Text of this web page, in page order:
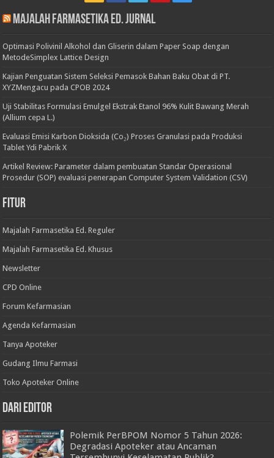
Majalah Farmasetika Ed. Jurnal
Optimasi Polivinil Alkohol dan Gliserin dalam Paper Soap dengan
MetodeSimplex Lattice Design
Kajian Penguatan Sistem Seleksi Pemasok Bahan Baku Obat di PT.
XYZMengacu pada CPOB 2024
Uji Stabilitas Formulasi Emulgel Ekstrak Etanol 96% Kulit Bawang Merah
(Allium cepa L.)
Evaluasi Emisi Karbon Dioksida (Co₂) Proses Granulasi pada Produksi
Tablet Ydi Pabrik X
Artikel Review: Parameter dalam pembuatan Standar Operasional
Prosedur (SOP) evaluasi penerapan Computer System Validation (CSV)
Fitur
Majalah Farmasetika Ed. Reguler
Majalah Farmasetika Ed. Khusus
Newsletter
CPD Online
Forum Kefarmasian
Agenda Kefarmasian
Tanya Apoteker
Gudang Ilmu Farmasi
Toko Apoteker Online
Dari Editor
Polemik PerBPOM Nomor 5 Tahun 2026:
Degradasi Apoteker atau Ancaman